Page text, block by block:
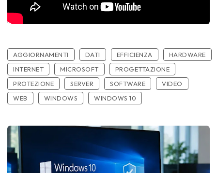
AGGIORNAMENTI DATI EFFICIENZA
HARDWARE
INTERNET
MICROSOFT
PROGETTAZIONE
PROTEZIONE
SERVER SOFTWARE
VIDEO
WEB
WINDOWS WINDOWS 10